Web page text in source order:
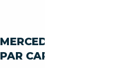
MERCEDES-BENZ
PAR CARBURANT